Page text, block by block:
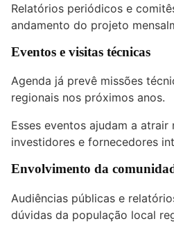
Relatórios periódicos e
andamento do projeto
Eventos e visitas técnicas
Agenda já prevê missões
regionais nos próximos anos.
Esses eventos ajudam a atrair
investidores e fornecedores
Envolvimento da
Audiências públicas e
dúvidas da população local